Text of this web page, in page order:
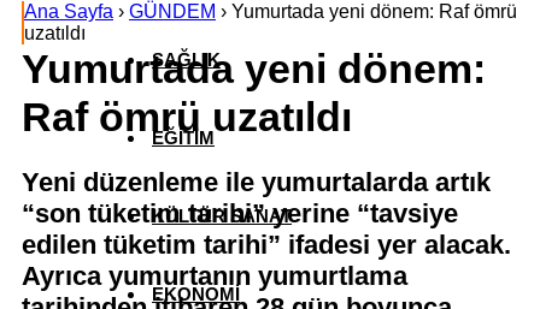
SAĞLIK
EĞİTİM
KÜLTÜR SANAT
EKONOMİ
Ana Sayfa › GÜNDEM › Yumurtada yeni dönem: Raf ömrü
uzatıldı
Yumurtada yeni dönem:
Raf ömrü uzatıldı
Yeni düzenleme ile yumurtalarda artık
“son tüketim tarihi” yerine “tavsiye
edilen tüketim tarihi” ifadesi yer alacak.
Ayrıca yumurtanın yumurtlama